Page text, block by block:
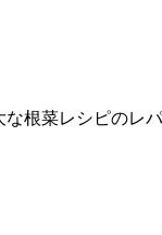
根菜レシピのレ